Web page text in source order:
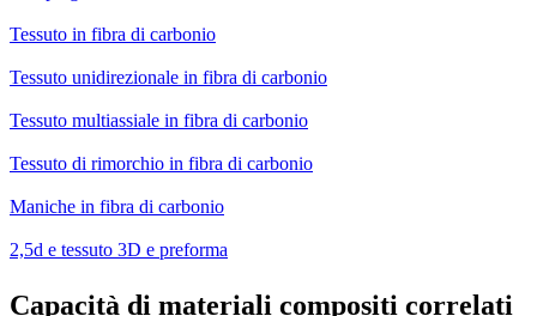
Tessuto in fibra di carbonio
Tessuto unidirezionale in fibra di carbonio
Tessuto multiassiale in fibra di carbonio
Tessuto di rimorchio in fibra di carbonio
Maniche in fibra di carbonio
2,5d e tessuto 3D e preforma
Capacità di materiali compositi correlati